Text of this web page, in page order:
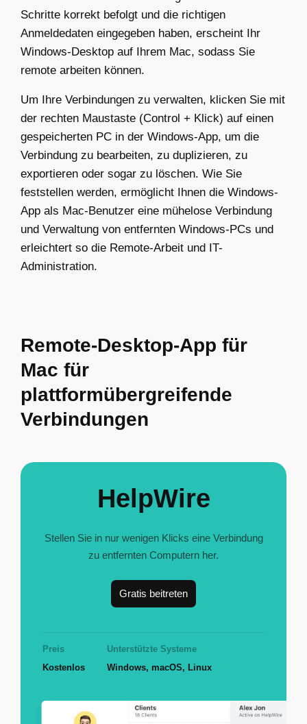
Schritte korrekt befolgt und die richtigen
Anmeldedaten eingegeben haben, erscheint Ihr
Windows-Desktop auf Ihrem Mac, sodass Sie
remote arbeiten können.
Um Ihre Verbindungen zu verwalten, klicken Sie mit
der rechten Maustaste (Control + Klick) auf einen
gespeicherten PC in der Windows-App, um die
Verbindung zu bearbeiten, zu duplizieren, zu
exportieren oder sogar zu löschen. Wie Sie
feststellen werden, ermöglicht Ihnen die Windows-
App als Mac-Benutzer eine mühelose Verbindung
und Verwaltung von entfernten Windows-PCs und
erleichtert so die Remote-Arbeit und IT-
Administration.
Remote-Desktop-App für
Mac für
plattformübergreifende
Verbindungen
HelpWire
Stellen Sie in nur wenigen Klicks eine Verbindung
zu entfernten Computern her.
Gratis beitreten
Preis
Kostenlos
Unterstützte Systeme
Windows, macOS, Linux